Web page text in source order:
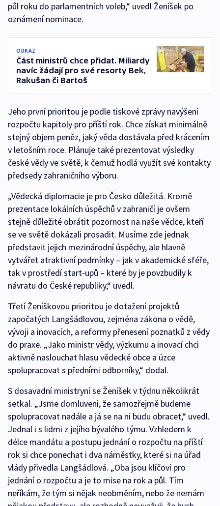
půl roku do parlamentních voleb,“ uvedl Ženíšek po
oznámení nominace.
ODKAZ
Část ministrů chce přidat. Miliardy
navíc žádají pro své resorty Bek,
Rakušan či Bartoš
Jeho první prioritou je podle tiskové zprávy navýšení
rozpočtu kapitoly pro příští rok. Chce získat minimálně
stejný objem peněz, jaký věda dostávala před krácením
v letošním roce. Plánuje také prezentovat výsledky
české vědy ve světě, k čemuž hodlá využít své kontakty
předsedy zahraničního výboru.
„Vědecká diplomacie je pro Česko důležitá. Kromě
prezentace lokálních úspěchů v zahraničí je ovšem
stejně důležité obrátit pozornost na naše vědce, kteří
se ve světě dokázali prosadit. Musíme zde jednak
představit jejich mezinárodní úspěchy, ale hlavně
vytvářet atraktivní podmínky – jak v akademické sféře,
tak v prostředí start-upů – které by je povzbudily k
návratu do České republiky,“ uvedl.
Třetí Ženíškovou prioritou je dotažení projektů
započatých Langšádlovou, zejména zákona o vědě,
vývoji a inovacích, a reformy přenesení poznatků z vědy
do praxe. „Jako ministr vědy, výzkumu a inovací chci
aktivně naslouchat hlasu vědecké obce a úzce
spolupracovat s předními odborníky,“ dodal.
S dosavadní ministryní se Ženíšek v týdnu několikrát
setkal. „Jsme domluveni, že samozřejmě budeme
spolupracovat nadále a já se na ni budu obracet,“ uvedl.
Jednal i s lidmi z jejího bývalého týmu. Vzhledem k
délce mandátu a postupu jednání o rozpočtu na příští
rok si chce ponechat i dva náměstky, které si na úřad
vlády přivedla Langšádlová. „Oba jsou klíčoví pro
jednání o rozpočtu a je to mise na rok a půl. Tím
neříkám, že tým si nějak neobměním, nebo že nemám